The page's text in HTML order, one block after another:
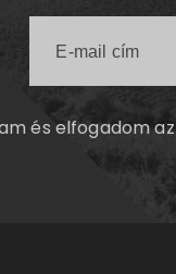
és elfogadom az